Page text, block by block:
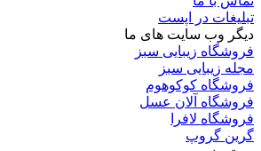
چرا و چطور ویندوز ۱۱ هوم رو به پرو آپگرید کنیم؟
3 روز پیش